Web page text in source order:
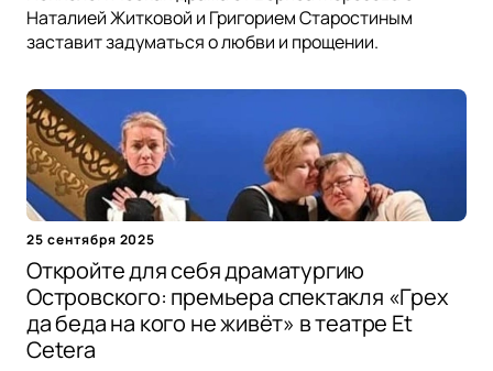
Наталией Житковой и Григорием Старостиным
заставит задуматься о любви и прощении.
25 сентября 2025
Откройте для себя драматургию
Островского: премьера спектакля «Грех
да беда на кого не живёт» в театре Et
Cetera